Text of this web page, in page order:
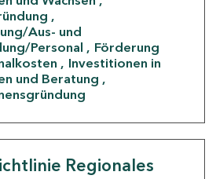
Aus- und
Personal
Förderung
Investitionen in
und Beratung
Regionales